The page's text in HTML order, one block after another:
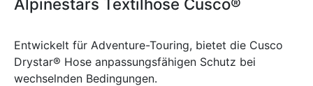
Alpinestars Textilhose Cusco®
Entwickelt für Adventure-Touring, bietet die Cusco
Drystar® Hose anpassungsfähigen Schutz bei
wechselnden Bedingungen.